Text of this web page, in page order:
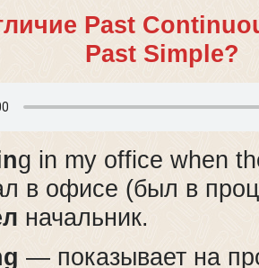
Past
Past Simple?
g in my office when
в офисе (был в
начальник.
— показывает на